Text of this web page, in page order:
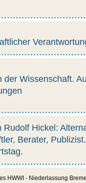
Wissenschaft.
Hickel:
Berater,
HWWI - Niederlassung